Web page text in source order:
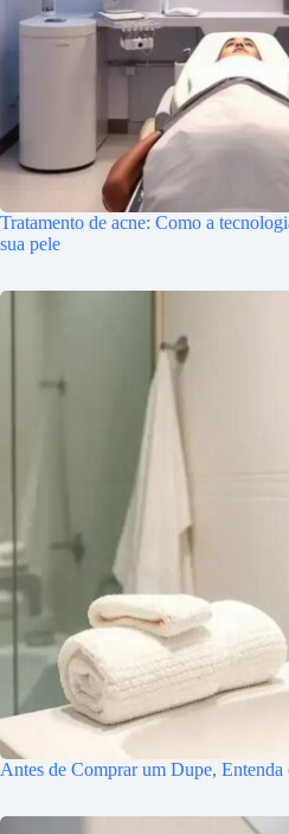
Tratamento de acne: Como a
sua pele
Antes de Comprar um Dupe,